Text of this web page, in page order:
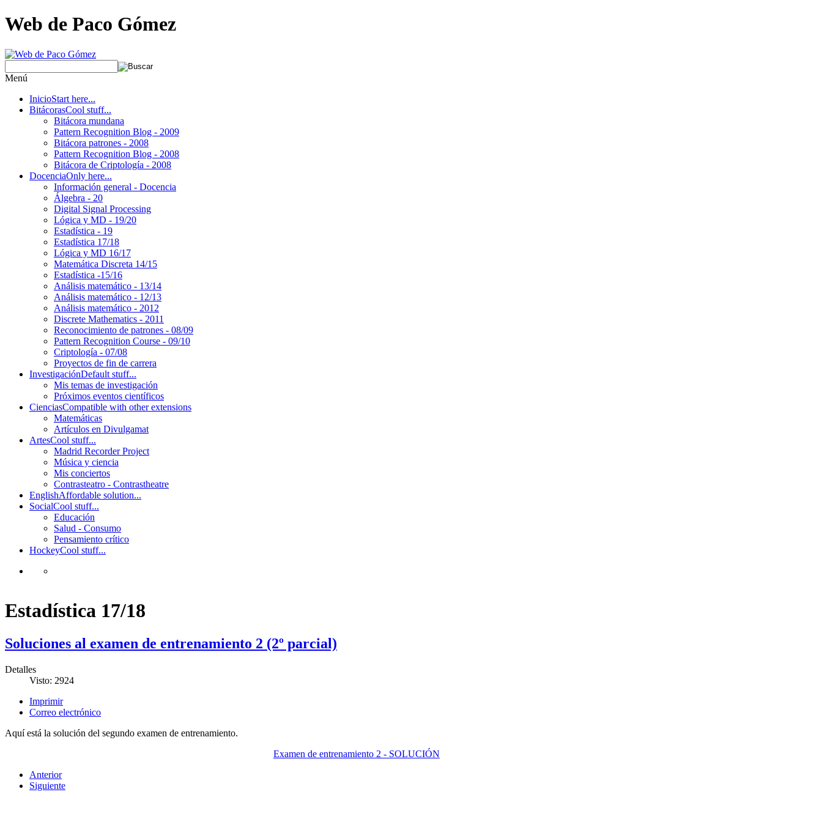
Web de Paco Gómez
Menú
InicioStart here...
BitácorasCool stuff...
Bitácora mundana
Pattern Recognition Blog - 2009
Bitácora patrones - 2008
Pattern Recognition Blog - 2008
Bitácora de Criptología - 2008
DocenciaOnly here...
Información general - Docencia
Álgebra - 20
Digital Signal Processing
Lógica y MD - 19/20
Estadística - 19
Estadística 17/18
Lógica y MD 16/17
Matemática Discreta 14/15
Estadística -15/16
Análisis matemático - 13/14
Análisis matemático - 12/13
Análisis matemático - 2012
Discrete Mathematics - 2011
Reconocimiento de patrones - 08/09
Pattern Recognition Course - 09/10
Criptología - 07/08
Proyectos de fin de carrera
InvestigaciónDefault stuff...
Mis temas de investigación
Próximos eventos científicos
CienciasCompatible with other extensions
Matemáticas
Artículos en Divulgamat
ArtesCool stuff...
Madrid Recorder Project
Música y ciencia
Mis conciertos
Contrasteatro - Contrastheatre
EnglishAffordable solution...
SocialCool stuff...
Educación
Salud - Consumo
Pensamiento crítico
HockeyCool stuff...
Estadística 17/18
Soluciones al examen de entrenamiento 2 (2º parcial)
Detalles
Visto: 2924
Imprimir
Correo electrónico
Aquí está la solución del segundo examen de entrenamiento.
Examen de entrenamiento 2 - SOLUCIÓN
Anterior
Siguiente